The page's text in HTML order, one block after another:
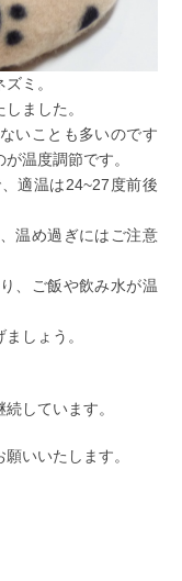
ミ。
ました。
いことも多いのです
温度調節です。
適温は24~27度前後
温め過ぎにはご注意
、ご飯や飲み水が温
しょう。
しています。
いいたします。